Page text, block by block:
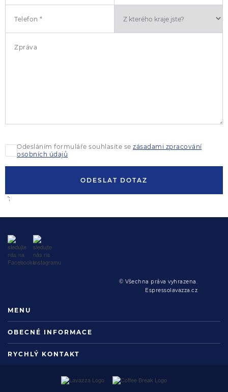
Telefon *
Zpráva
Odesláním formuláře souhlasíte se zásadami zpracování
osobních údajů
ODESLAT DOTAZ
';
© Všechna práva vyhrazena.
Espressolavazza.cz
MENU
OBECNÉ INFORMACE
RYCHLÝ KONTAKT